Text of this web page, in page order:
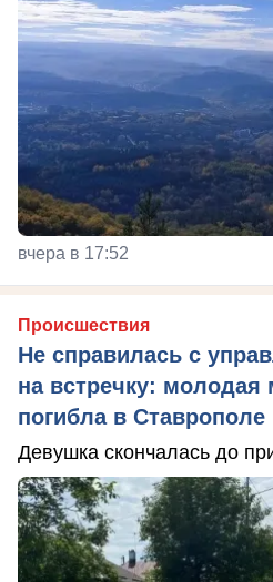
вчера в 17:52
Происшествия
Не справилась с
на встречку: молодая
погибла в Ставрополе
Девушка скончалась до